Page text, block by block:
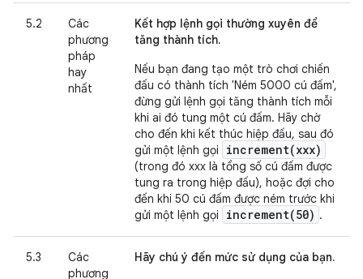
5.2
Các
phương
pháp
hay
nhất
Kết hợp lệnh gọi thường xuyên để
tăng thành tích.
Nếu bạn đang tạo một trò chơi chiến
đấu có thành tích 'Ném 5000 cú đấm',
đừng gửi lệnh gọi tăng thành tích mỗi
khi ai đó tung một cú đấm. Hãy chờ
cho đến khi kết thúc hiệp đấu, sau đó
gửi một lệnh gọi
increment(xxx)
(trong đó xxx là tổng số cú đấm được
tung ra trong hiệp đấu), hoặc đợi cho
đến khi 50 cú đấm được ném trước khi
gửi một lệnh gọi
increment(50) .
5.3
Các
phương
Hãy chú ý đến mức sử dụng của bạn.